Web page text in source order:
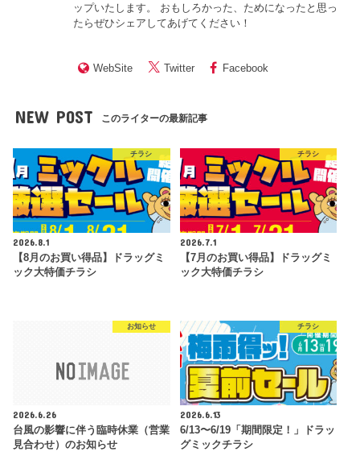
ップいたします。 おもしろかった、ためになったと思っ
たらぜひシェアしてあげてください！
WebSite Twitter Facebook
NEW POST このライターの最新記事
チラシ
2026.8.1
【8月のお買い得品】ドラッグミ
ック大特価チラシ
チラシ
2026.7.1
【7月のお買い得品】ドラッグミ
ック大特価チラシ
お知らせ
2026.6.26
台風の影響に伴う臨時休業（営業
見合わせ）のお知らせ
チラシ
2026.6.13
6/13〜6/19「期間限定！」ドラッ
グミックチラシ